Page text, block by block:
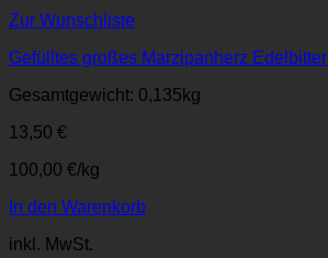
Zur Wunschliste
Gefülltes großes Marzipanherz Edelbitter
Gesamtgewicht: 0,135 kg
13,50 €
100,00 €/kg
In den Warenkorb
inkl. MwSt.